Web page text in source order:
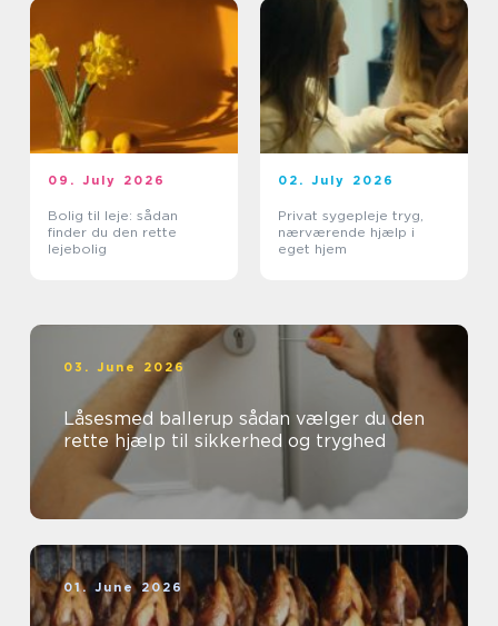
09. July 2026
Bolig til leje: sådan
finder du den rette
lejebolig
02. July 2026
Privat sygepleje tryg,
nærværende hjælp i
eget hjem
03. June 2026
Låsesmed ballerup sådan vælger du den
rette hjælp til sikkerhed og tryghed
01. June 2026